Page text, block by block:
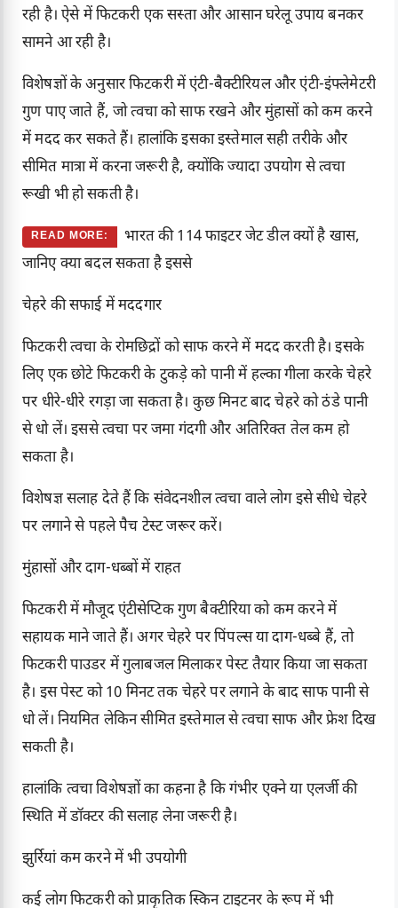
रही है। ऐसे में फिटकरी एक सस्ता और आसान घरेलू उपाय बनकर
सामने आ रही है।
विशेषज्ञों के अनुसार फिटकरी में एंटी-बैक्टीरियल और एंटी-इंफ्लेमेटरी
गुण पाए जाते हैं, जो त्वचा को साफ रखने और मुंहासों को कम करने
में मदद कर सकते हैं। हालांकि इसका इस्तेमाल सही तरीके और
सीमित मात्रा में करना जरूरी है, क्योंकि ज्यादा उपयोग से त्वचा
रूखी भी हो सकती है।
READ MORE:
भारत की 114 फाइटर जेट डील क्यों है खास,
जानिए क्या बदल सकता है इससे
चेहरे की सफाई में मददगार
फिटकरी त्वचा के रोमछिद्रों को साफ करने में मदद करती है। इसके
लिए एक छोटे फिटकरी के टुकड़े को पानी में हल्का गीला करके चेहरे
पर धीरे-धीरे रगड़ा जा सकता है। कुछ मिनट बाद चेहरे को ठंडे पानी
से धो लें। इससे त्वचा पर जमा गंदगी और अतिरिक्त तेल कम हो
सकता है।
विशेषज्ञ सलाह देते हैं कि संवेदनशील त्वचा वाले लोग इसे सीधे चेहरे
पर लगाने से पहले पैच टेस्ट जरूर करें।
मुंहासों और दाग-धब्बों में राहत
फिटकरी में मौजूद एंटीसेप्टिक गुण बैक्टीरिया को कम करने में
सहायक माने जाते हैं। अगर चेहरे पर पिंपल्स या दाग-धब्बे हैं, तो
फिटकरी पाउडर में गुलाबजल मिलाकर पेस्ट तैयार किया जा सकता
है। इस पेस्ट को 10 मिनट तक चेहरे पर लगाने के बाद साफ पानी से
धो लें। नियमित लेकिन सीमित इस्तेमाल से त्वचा साफ और फ्रेश दिख
सकती है।
हालांकि त्वचा विशेषज्ञों का कहना है कि गंभीर एक्ने या एलर्जी की
स्थिति में डॉक्टर की सलाह लेना जरूरी है।
झुर्रियां कम करने में भी उपयोगी
कई लोग फिटकरी को प्राकृतिक स्किन टाइटनर के रूप में भी